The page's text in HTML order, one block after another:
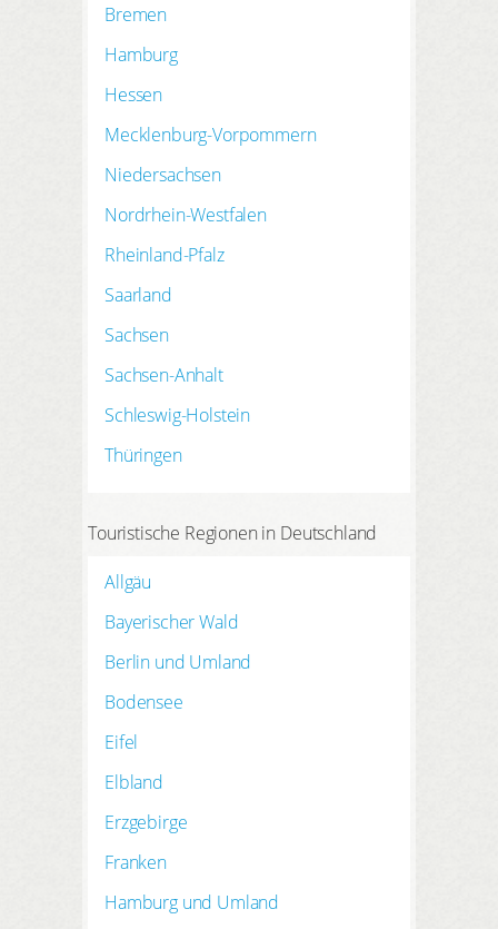
Bremen
Hamburg
Hessen
Mecklenburg-Vorpommern
Niedersachsen
Nordrhein-Westfalen
Rheinland-Pfalz
Saarland
Sachsen
Sachsen-Anhalt
Schleswig-Holstein
Thüringen
Touristische Regionen in Deutschland
Allgäu
Bayerischer Wald
Berlin und Umland
Bodensee
Eifel
Elbland
Erzgebirge
Franken
Hamburg und Umland